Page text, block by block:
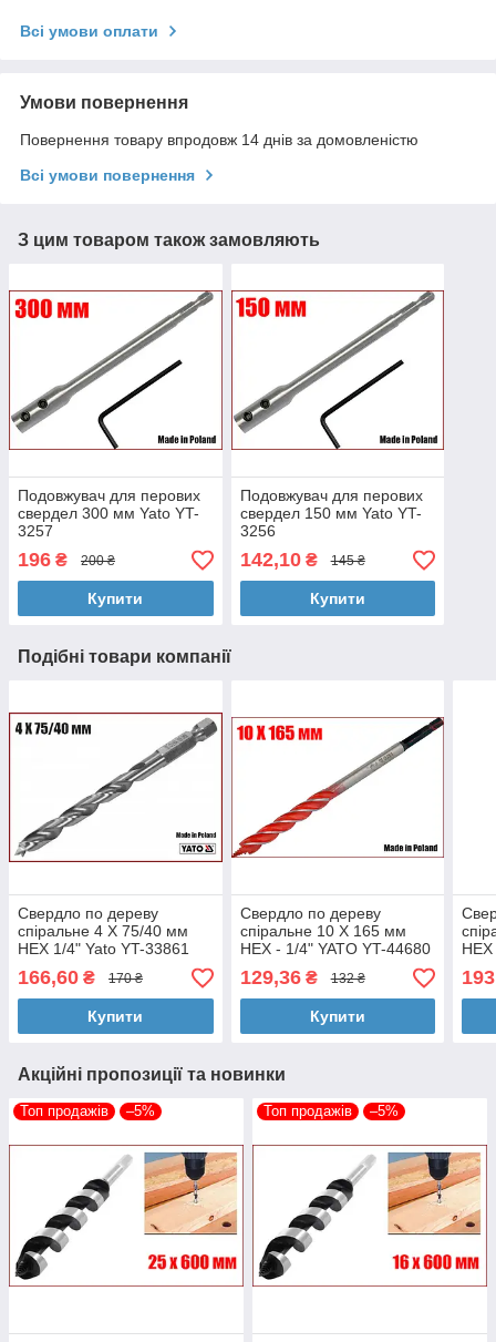
Всі умови оплати
Умови повернення
Повернення товару впродовж 14 днів за домовленістю
Всі умови повернення
З цим товаром також замовляють
Подовжувач для перових
свердел 300 мм Yato YT-
3257
196 ₴ 200 ₴
Купити
Подовжувач для перових
свердел 150 мм Yato YT-
3256
142,10₴ 145 ₴
Купити
Подібні товари компанії
Свердло по дереву
спіральне 4 X 75/40 мм
HEX 1/4" Yato YT-33861
166,60 ₴ 170 ₴
Купити
Свердло по дереву
спіральне 10 X 165 мм
HEX - 1/4" YATO YT-44680
129,36₴ 132 ₴
Купити
Акційні пропозиції та новинки
Топ продажів –5% Топ продажів –5%